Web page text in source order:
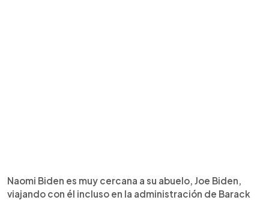
Naomi Biden es muy cercana a su abuelo, Joe Biden,
viajando con él incluso en la administración de Barack